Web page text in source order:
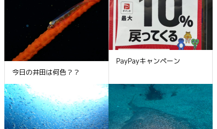
今日の井田は何色？？
PayPayキャンペーン